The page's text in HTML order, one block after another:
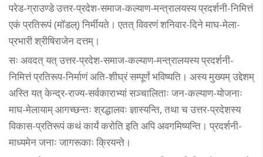
परेड-ग्राउण्डे उत्तर-प्रदेश-समाज-कल्याण-मन्त्रालयस्य प्रदर्शनी-निमित्तं
एकं प्रतिरूपं (मॉडल्) निर्मीयते। एतत् विवरणं शनिवार-दिने माघ-मेला-
प्रभारी श्रीषिराजेन दत्तम्।
सः अवदत् यत् उत्तर-प्रदेश-समाज-कल्याण-मन्त्रालयस्य प्रदर्शनी-
निमित्तं प्रतिरूप-निर्माणं अति-शीघ्रं सम्पूर्णं भविष्यति। अस्य मुख्यम् उद्देशम्
अस्ति यत् केन्द्र-राज्य-सर्वकाराभ्यां सञ्चालिताः जन-कल्याण-योजनाः
माघ-मेलायाम् आगच्छन्तः श्रद्धालवः ज्ञास्यन्ति, तथा च उत्तर-प्रदेशस्य
विकास-प्रतिरूपं कथं कार्यं करोति इति अपि अवगमिष्यन्ति। प्रदर्शनी-
माध्यमेन जनाः जागरूकाः क्रियन्ते।